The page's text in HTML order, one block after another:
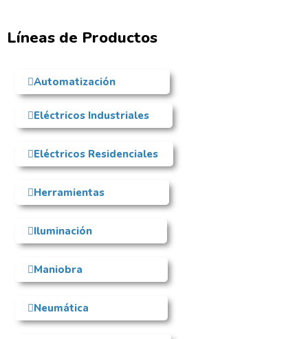
Líneas de Productos
Automatización
Eléctricos Industriales
Eléctricos Residenciales
Herramientas
Iluminación
Maniobra
Neumática